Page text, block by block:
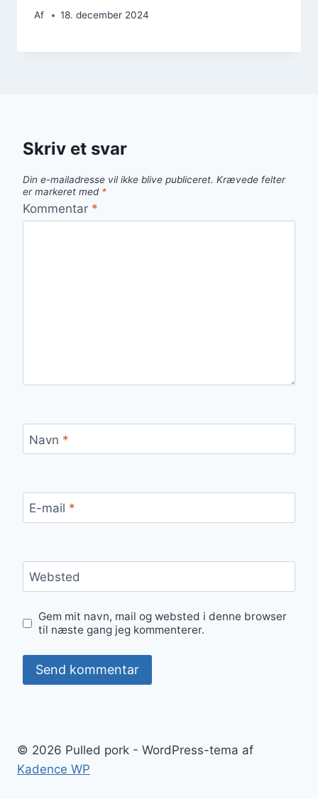
Af 18. december 2024
Skriv et svar
Din e-mailadresse vil ikke blive publiceret. Krævede felter
er markeret med *
Kommentar *
Navn *
E-mail *
Websted
Gem mit navn, mail og websted i denne browser
til næste gang jeg kommenterer.
© 2026 Pulled pork - WordPress-tema af
Kadence WP